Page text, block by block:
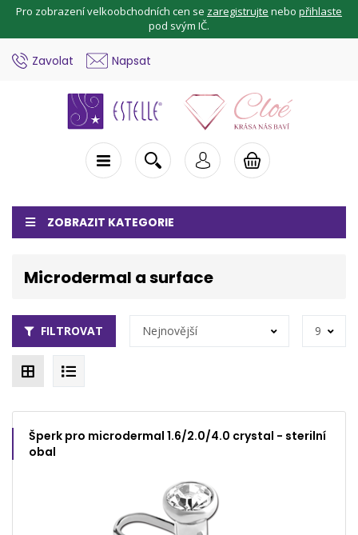
Pro zobrazení velkoobchodních cen se zaregistrujte nebo přihlaste
pod svým IČ.
Zavolat Napsat
ZOBRAZIT KATEGORIE
Microdermal a surface
FILTROVAT Nejnovější 9
Šperk pro microdermal 1.6/2.0/4.0 crystal - sterilní
obal